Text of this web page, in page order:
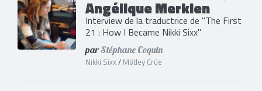
Angélique Merklen
Interview de la traductrice de "The First
21 : How I Became Nikki Sixx"
par Stéphane Coquin
Nikki Sixx / Mötley Crüe